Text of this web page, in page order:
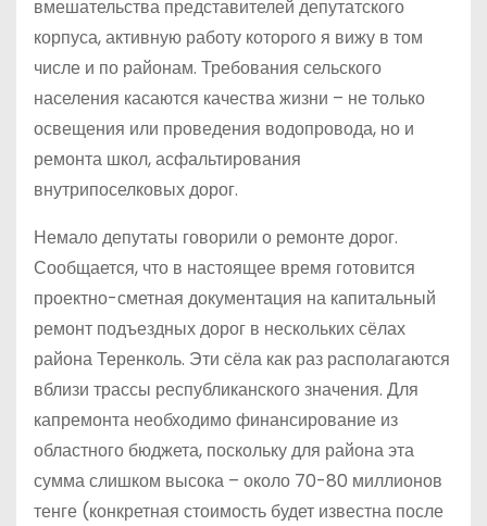
вмешательства представителей депутатского
корпуса, активную работу которого я вижу в том
числе и по районам. Требования сельского
населения касаются качества жизни – не только
освещения или проведения водопровода, но и
ремонта школ, асфальтирования
внутрипоселковых дорог.
Немало депутаты говорили о ремонте дорог.
Сообщается, что в настоящее время готовится
проектно-сметная документация на капитальный
ремонт подъездных дорог в нескольких сёлах
района Теренколь. Эти сёла как раз располагаются
вблизи трассы республиканского значения. Для
капремонта необходимо финансирование из
областного бюджета, поскольку для района эта
сумма слишком высока – около 70-80 миллионов
тенге (конкретная стоимость будет известна после